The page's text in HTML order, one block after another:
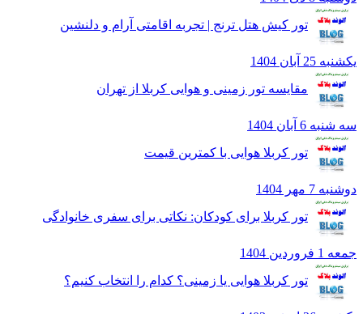
تور کیش هتل ترنج | تجربه اقامتی آرام و دلنشین
آبان 1404
مقایسه تور زمینی و هوایی کربلا از تهران
6 آبان 1404
تور کربلا هوایی با کمترین قیمت
مهر 1404
تور کربلا برای کودکان: نکاتی برای سفری خانوادگی
1404
تور کربلا هوایی یا زمینی؟ کدام را انتخاب کنیم؟